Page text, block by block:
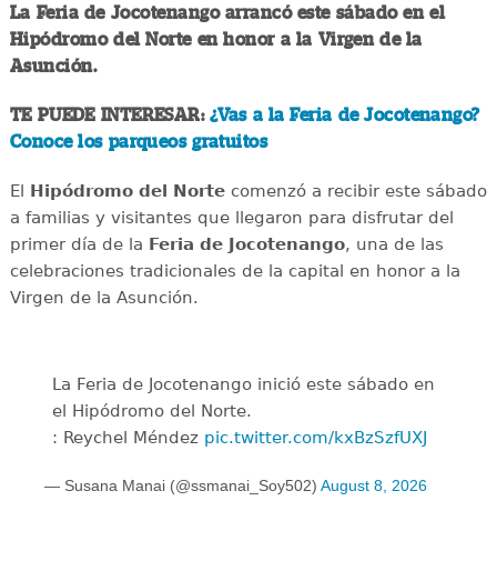
La Feria de Jocotenango arrancó este sábado en el
Hipódromo del Norte en honor a la Virgen de la
Asunción.
TE PUEDE INTERESAR:¿Vas a la Feria de Jocotenango?
Conoce los parqueos gratuitos
El Hipódromo del Nortecomenzó a recibir este sábado
a familias y visitantes que llegaron para disfrutar del
primer día de la Feria de Jocotenango, una de las
celebraciones tradicionales de la capital en honor a la
Virgen de la Asunción.
La Feria de Jocotenango inició este sábado en
el Hipódromo del Norte.
: Reychel Méndez pic.twitter.com/kxBzSzfUXJ
— Susana Manai (@ssmanai_Soy502) August 8, 2026